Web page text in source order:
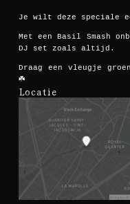
Je wilt deze speciale
Met een Basil Smash
DJ set zoals altijd.
Draag een vleugje
☘️
Locatie